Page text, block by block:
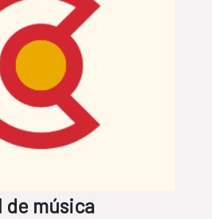
música